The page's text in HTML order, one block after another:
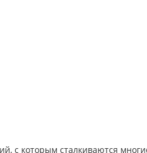
с которым сталкиваются